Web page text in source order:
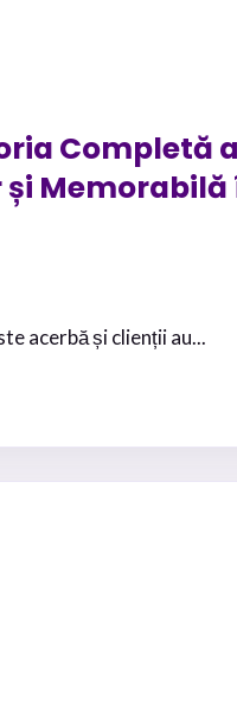
Completă
și
acerbă și clienții au...